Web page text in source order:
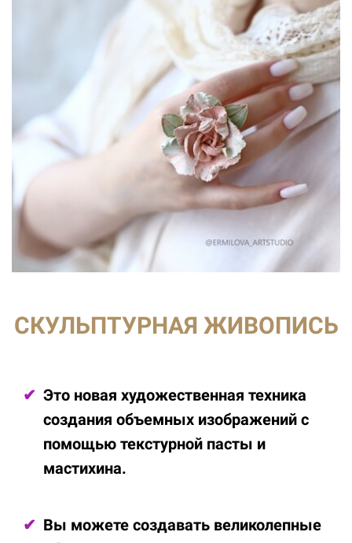
СКУЛЬПТУРНАЯ ЖИВОПИСЬ
Это новая художественная техника
создания объемных изображений с
помощью текстурной пасты и
мастихина.
Вы можете создавать великолепные